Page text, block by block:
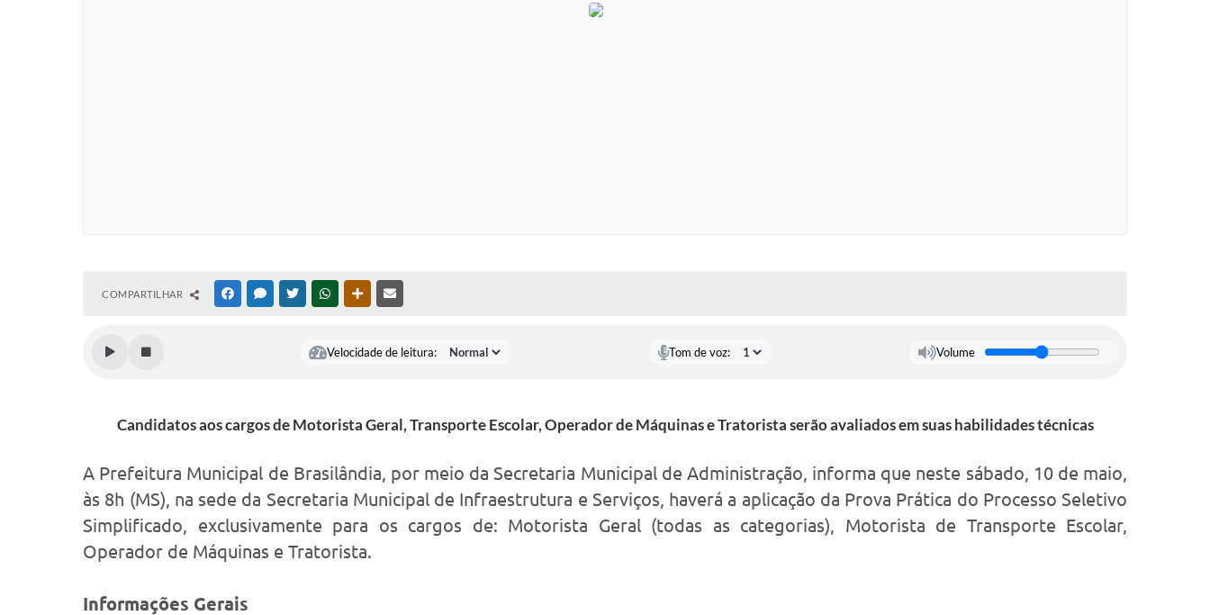
COMPARTILHAR FACEBOOKMESSENGER
TWITTERWHATSAPPOUTRAS MÍDIAS
Velocidade de leitura: Tom de voz: Volume
Candidatos aos cargos de Motorista Geral, Transporte Escolar, Operador de Máquinas e Tratorista serão avaliados em suas habilidades técnicas
A Prefeitura Municipal de Brasilândia, por meio da Secretaria Municipal de Administração, informa que neste sábado, 10 de maio,
às 8h (MS), na sede da Secretaria Municipal de Infraestrutura e Serviços, haverá a aplicação da Prova Prática do Processo Seletivo
Simplificado, exclusivamente para os cargos de: Motorista Geral (todas as categorias), Motorista de Transporte Escolar,
Operador de Máquinas e Tratorista.
Informações Gerais